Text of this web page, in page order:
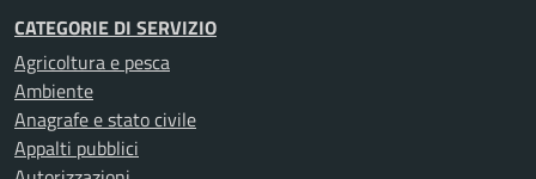
CATEGORIE DI SERVIZIO
Agricoltura e pesca
Ambiente
Anagrafe e stato civile
Appalti pubblici